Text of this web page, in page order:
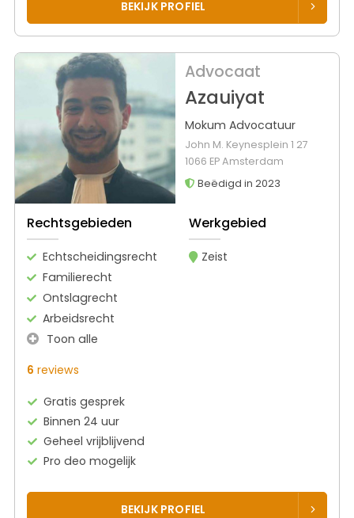
BEKIJK PROFIEL
Advocaat
Azauiyat
Mokum Advocatuur
John M. Keynesplein 1 27
1066 EP Amsterdam
Beëdigd in 2023
Rechtsgebieden
Echtscheidingsrecht
Familierecht
Ontslagrecht
Arbeidsrecht
Toon alle
Werkgebied
Zeist
6 reviews
Gratis gesprek
Binnen 24 uur
Geheel vrijblijvend
Pro deo mogelijk
BEKIJK PROFIEL